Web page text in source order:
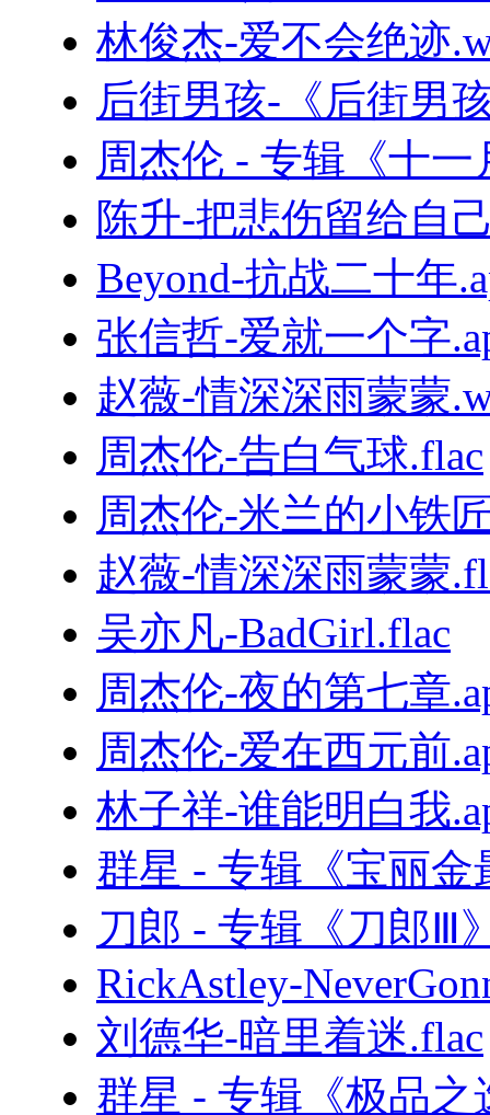
林俊杰-爱不会绝迹
后街男孩-《后街男
周杰伦 - 专辑《十
陈升-把悲伤留给自
Beyond-抗战二十年
张信哲-爱就一个字
赵薇-情深深雨蒙蒙
周杰伦-告白气球.flac
周杰伦-米兰的小铁
赵薇-情深深雨蒙蒙
吴亦凡-BadGirl.flac
周杰伦-夜的第七章
周杰伦-爱在西元前
林子祥-谁能明白我
群星 - 专辑《宝丽
刀郎 - 专辑《刀郎Ⅲ
RickAstley-
刘德华-暗里着迷.flac
群星 - 专辑《极品